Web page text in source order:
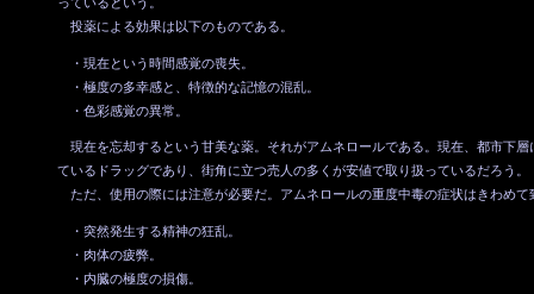
っているという。
投薬による効果は以下のものである。
・現在という時間感覚の喪失。
・極度の多幸感と、特徴的な記憶の混乱。
・色彩感覚の異常。
現在を忘却するという甘美な薬。それがアムネロールである。現在、都市下層
ているドラッグであり、街角に立つ売人の多くが安値で取り扱っているだろう。
ただ、使用の際には注意が必要だ。アムネロールの重度中毒の症状はきわめて
・突然発生する精神の狂乱。
・肉体の疲弊。
・内臓の極度の損傷。